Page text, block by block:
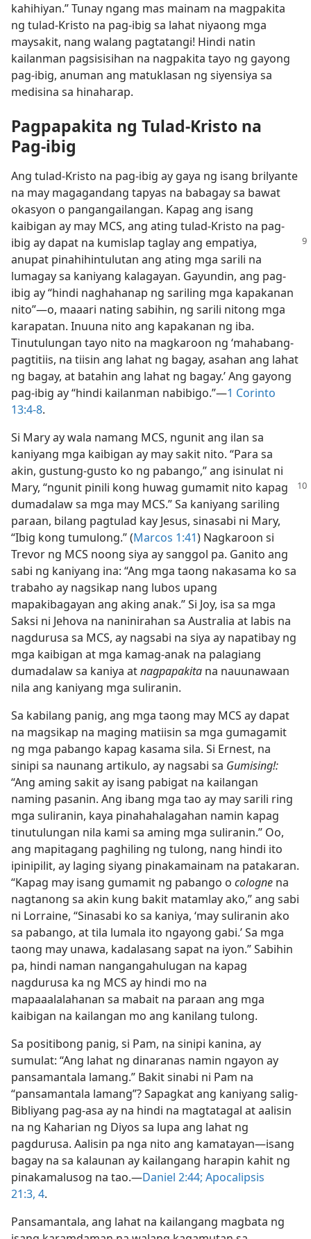
kahihiyan.” Tunay ngang mas mainam na magpakita
ng tulad-Kristo na pag-ibig sa lahat niyaong mga
maysakit, nang walang pagtatangi! Hindi natin
kailanman pagsisisihan na nagpakita tayo ng gayong
pag-ibig, anuman ang matuklasan ng siyensiya sa
medisina sa hinaharap.
Pagpapakita ng Tulad-Kristo na
Pag-ibig
Ang tulad-Kristo na pag-ibig ay gaya ng isang brilyante
na may magagandang tapyas na babagay sa bawat
okasyon o pangangailangan. Kapag ang isang
kaibigan ay may MCS, ang ating tulad-Kristo na pag-
ibig ay dapat na kumislap taglay ang empatiya,
anupat pinahihintulutan ang ating mga sarili na
lumagay sa kaniyang kalagayan. Gayundin, ang pag-
ibig ay “hindi naghahanap ng sariling mga kapakanan
nito”​—o, maaari nating sabihin, ng sarili nitong mga
karapatan. Inuuna nito ang kapakanan ng iba.
Tinutulungan tayo nito na magkaroon ng ‘mahabang-
pagtitiis, na tiisin ang lahat ng bagay, asahan ang lahat
ng bagay, at batahin ang lahat ng bagay.’ Ang gayong
pag-ibig ay “hindi kailanman nabibigo.”​—1 Corinto
13:4-8.
Si Mary ay wala namang MCS, ngunit ang ilan sa
kaniyang mga kaibigan ay may sakit nito. “Para sa
akin, gustung-gusto ko ng pabango,” ang isinulat ni
Mary, “ngunit pinili kong huwag gumamit nito kapag
dumadalaw sa mga may MCS.” Sa kaniyang sariling
paraan, bilang pagtulad kay Jesus, sinasabi ni Mary,
“Ibig kong tumulong.” (Marcos 1:41) Nagkaroon si
Trevor ng MCS noong siya ay sanggol pa. Ganito ang
sabi ng kaniyang ina: “Ang mga taong nakasama ko sa
trabaho ay nagsikap nang lubos upang
mapakibagayan ang aking anak.” Si Joy, isa sa mga
Saksi ni Jehova na naninirahan sa Australia at labis na
nagdurusa sa MCS, ay nagsabi na siya ay napatibay ng
mga kaibigan at mga kamag-anak na palagiang
dumadalaw sa kaniya atnagpapakita na nauunawaan
nila ang kaniyang mga suliranin.
Sa kabilang panig, ang mga taong may MCS ay dapat
na magsikap na maging matiisin sa mga gumagamit
ng mga pabango kapag kasama sila. Si Ernest, na
sinipi sa naunang artikulo, ay nagsabi sa Gumising!:
“Ang aming sakit ay isang pabigat na kailangan
naming pasanin. Ang ibang mga tao ay may sarili ring
mga suliranin, kaya pinahahalagahan namin kapag
tinutulungan nila kami sa aming mga suliranin.” Oo,
ang mapitagang paghiling ng tulong, nang hindi ito
ipinipilit, ay laging siyang pinakamainam na patakaran.
“Kapag may isang gumamit ng pabango o cologne na
nagtanong sa akin kung bakit matamlay ako,” ang sabi
ni Lorraine, “Sinasabi ko sa kaniya, ‘may suliranin ako
sa pabango, at tila lumala ito ngayong gabi.’ Sa mga
taong may unawa, kadalasang sapat na iyon.” Sabihin
pa, hindi naman nangangahulugan na kapag
nagdurusa ka ng MCS ay hindi mo na
mapaaalalahanan sa mabait na paraan ang mga
kaibigan na kailangan mo ang kanilang tulong.
Sa positibong panig, si Pam, na sinipi kanina, ay
sumulat: “Ang lahat ng dinaranas namin ngayon ay
pansamantala lamang.” Bakit sinabi ni Pam na
“pansamantala lamang”? Sapagkat ang kaniyang salig-
Bibliyang pag-asa ay na hindi na magtatagal at aalisin
na ng Kaharian ng Diyos sa lupa ang lahat ng
pagdurusa. Aalisin pa nga nito ang kamatayan​—isang
bagay na sa kalaunan ay kailangang harapin kahit ng
pinakamalusog na tao.​—Daniel 2:44; Apocalipsis
21:3, 4.
Pansamantala, ang lahat na kailangang magbata ng